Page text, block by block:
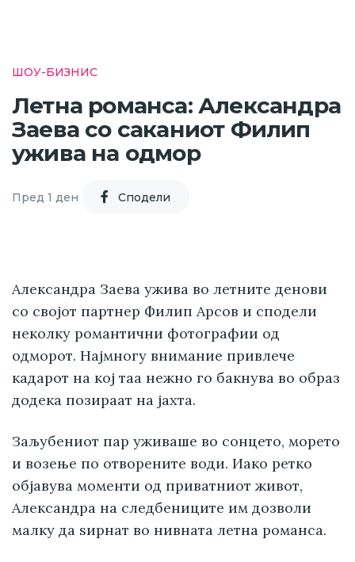
ШОУ-БИЗНИС
Летна романса: Александра
Заева со саканиот Филип
ужива на одмор
Пред 1 ден Cподели
Александра Заева ужива во летните денови
со својот партнер Филип Арсов и сподели
неколку романтични фотографии од
одморот. Најмногу внимание привлече
кадарот на кој таа нежно го бакнува во образ
додека позираат на јахта.
Заљубениот пар уживаше во сонцето, морето
и возење по отворените води. Иако ретко
објавува моменти од приватниот живот,
Александра на следбениците им дозволи
малку да ѕирнат во нивната летна романса.